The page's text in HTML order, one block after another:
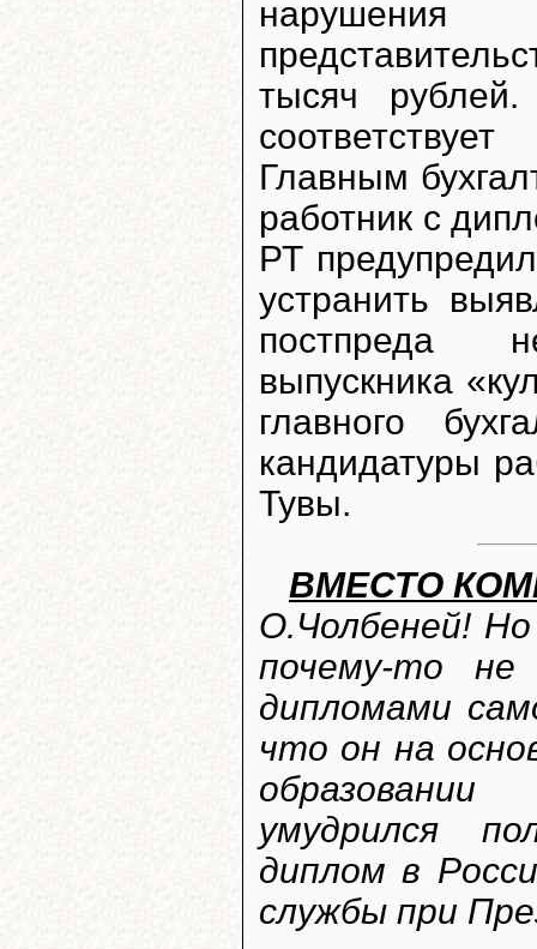
тысяч рублей.
Главным
работник с
РТ
устранить
постпреда
выпускника
главного
кандидатуры
Тувы.
ВМЕСТО
О.Чолбеней!
почему-то не
дипломами
что он на
умудрился
диплом в
службы при